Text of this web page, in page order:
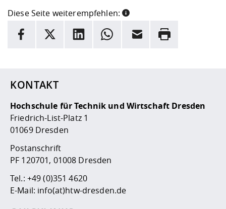
Diese Seite weiterempfehlen:
INFORMATION
Facebook
X LinkedInWhatsappE-Mail Drucken
KONTAKT
Hochschule für Technik und Wirtschaft Dresden
Friedrich-List-Platz 1
01069 Dresden
Postanschrift
PF 120701, 01008 Dresden
Tel.: +49 (0)351 4620
E-Mail: info(at)htw-dresden.de